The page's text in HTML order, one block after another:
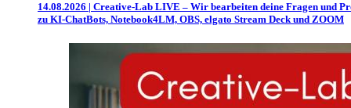
14.08.2026 | Creative-Lab LIVE – Wir bearbeiten deine Fragen und
zu KI-ChatBots, Notebook4LM, OBS, elgato Stream Deck und ZOOM